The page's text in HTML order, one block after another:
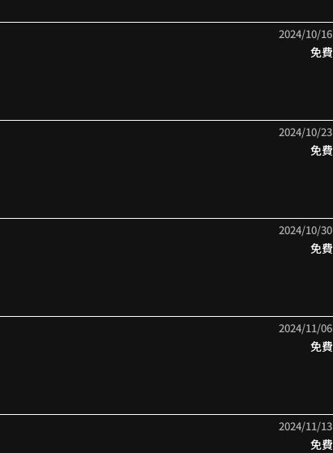
2024/10/
免
2024/10/
免
2024/10/
免
2024/11/
免
2024/11/
免